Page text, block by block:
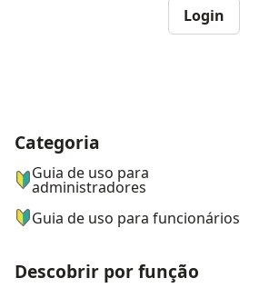
Login
ナビゲーションメニュー
Categoria
Guia de uso para
administradores
Guia de uso para funcionários
Descobrir por função